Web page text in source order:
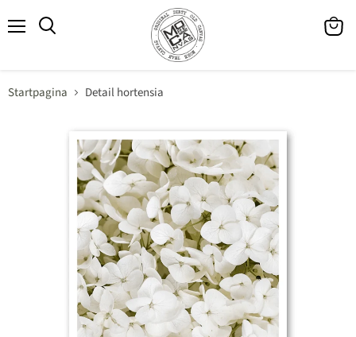
Startpagina Detail hortensia